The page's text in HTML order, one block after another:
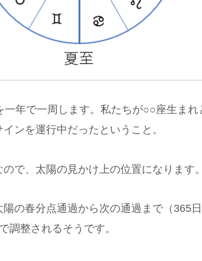
年で一周します。私たちが○○座生まれ
ンを運行中だったということ。
で、太陽の見かけ上の位置になります。
の春分点通過から次の通過まで（365
調整されるそうです。